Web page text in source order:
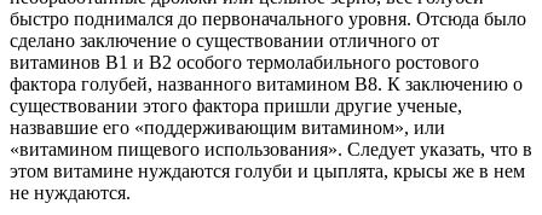
быстро поднимался до первоначального уровня. Отсюда было
сделано заключение о существовании отличного от
витаминов В1 и В2 особого термолабильного ростового
фактора голубей, названного витамином В8. К заключению о
существовании этого фактора пришли другие ученые,
назвавшие его «поддерживающим витамином», или
«витамином пищевого использования». Следует указать, что в
этом витамине нуждаются голуби и цыплята, крысы же в нем
не нуждаются.